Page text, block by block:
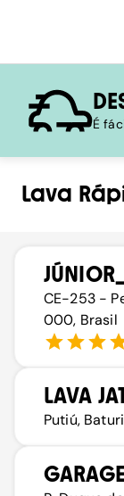
É
Lava
CE-253 -
000, Brasil
LAVA
Putiú,